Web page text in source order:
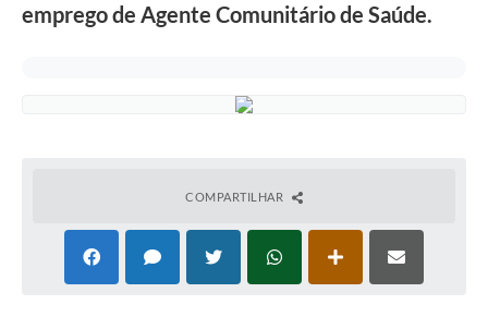
emprego de Agente Comunitário de Saúde.
COMPARTILHAR